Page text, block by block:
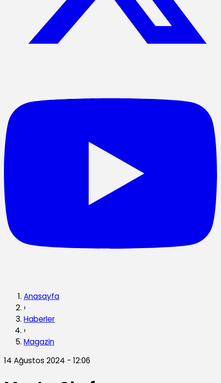
Anasayfa
›
Haberler
›
Magazin
14 Ağustos 2024 - 12:06